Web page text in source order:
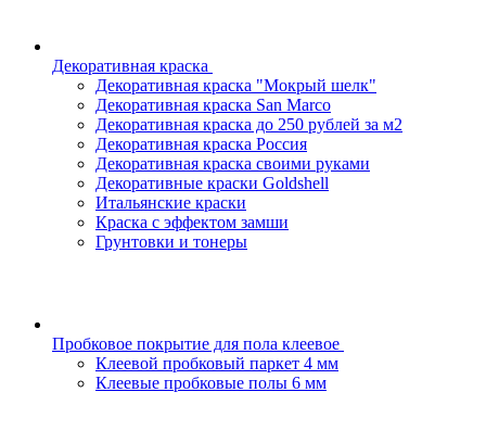
Декоративная краска
Декоративная краска "Мокрый шелк"
Декоративная краска San Marco
Декоративная краска до 250 рублей за м2
Декоративная краска Россия
Декоративная краска своими руками
Декоративные краски Goldshell
Итальянские краски
Краска с эффектом замши
Грунтовки и тонеры
Пробковое покрытие для пола клеевое
Клеевой пробковый паркет 4 мм
Клеевые пробковые полы 6 мм